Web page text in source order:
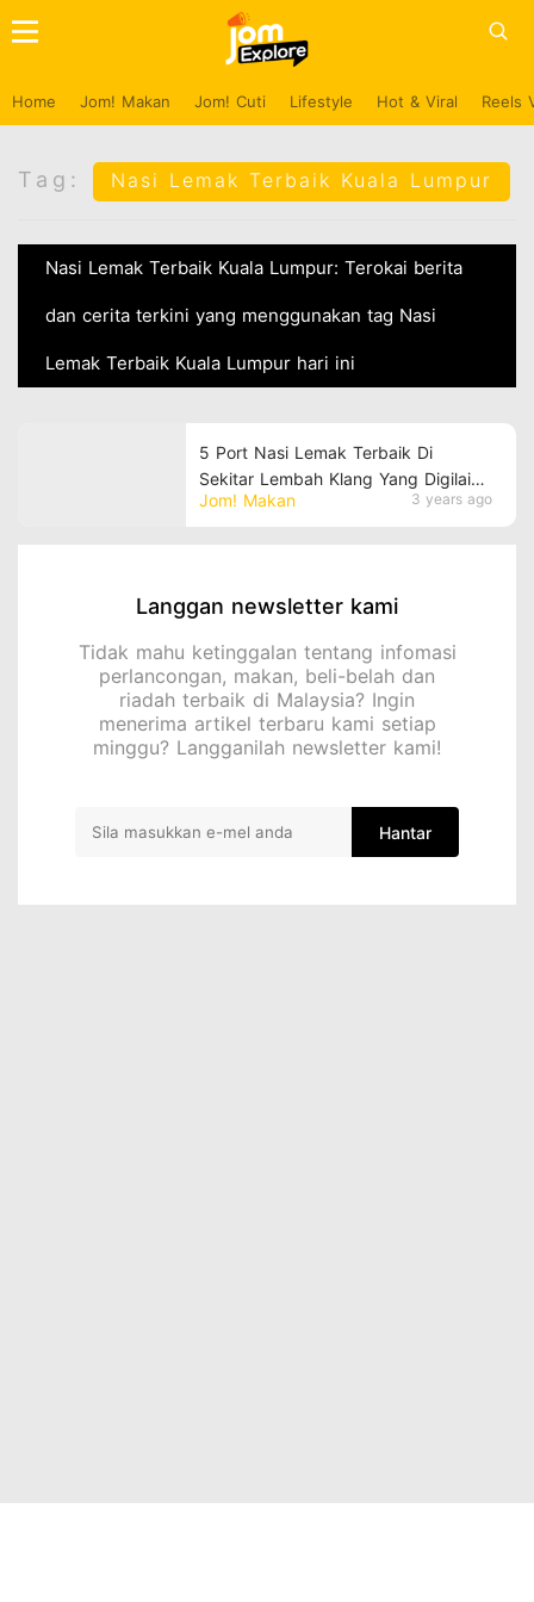
Home Jom! Makan Jom! Cuti Lifestyle Hot & Viral Reels
Tag: Nasi Lemak Terbaik Kuala Lumpur
Nasi Lemak Terbaik Kuala Lumpur: Terokai berita
dan cerita terkini yang menggunakan tag Nasi
Lemak Terbaik Kuala Lumpur hari ini
Jom! Makan 3 years ago
5 Port Nasi Lemak Terbaik Di
Sekitar Lembah Klang Yang Digilai
Orang Ramai!
Langgan newsletter kami
Tidak mahu ketinggalan tentang infomasi
perlancongan, makan, beli-belah dan
riadah terbaik di Malaysia? Ingin
menerima artikel terbaru kami setiap
minggu? Langganilah newsletter kami!
Hantar